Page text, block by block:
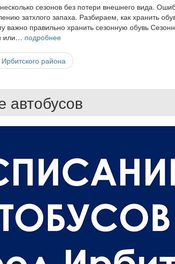
сезонов без потери внешнего вида.
затхлого запаха. Разбираем, как хранить
важно правильно хранить сезонную обувь
или… подробнее
района
автобусов